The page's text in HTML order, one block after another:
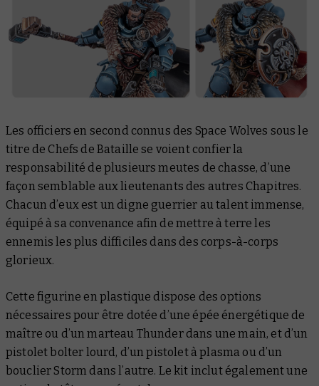
Les officiers en second connus des Space Wolves sous le
titre de Chefs de Bataille se voient confier la
responsabilité de plusieurs meutes de chasse, d’une
façon semblable aux lieutenants des autres Chapitres.
Chacun d’eux est un digne guerrier au talent immense,
équipé à sa convenance afin de mettre à terre les
ennemis les plus difficiles dans des corps-à-corps
glorieux.
Cette figurine en plastique dispose des options
nécessaires pour être dotée d’une épée énergétique de
maître ou d’un marteau Thunder dans une main, et d’un
pistolet bolter lourd, d’un pistolet à plasma ou d’un
bouclier Storm dans l’autre. Le kit inclut également une